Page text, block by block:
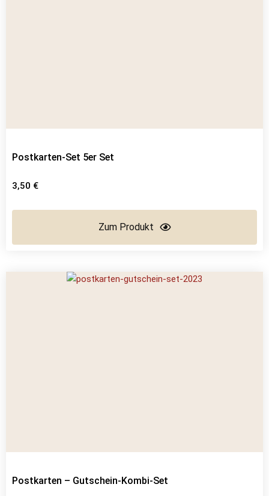
Postkarten-Set 5er Set
3,50 €
Zum Produkt
Postkarten – Gutschein-Kombi-Set